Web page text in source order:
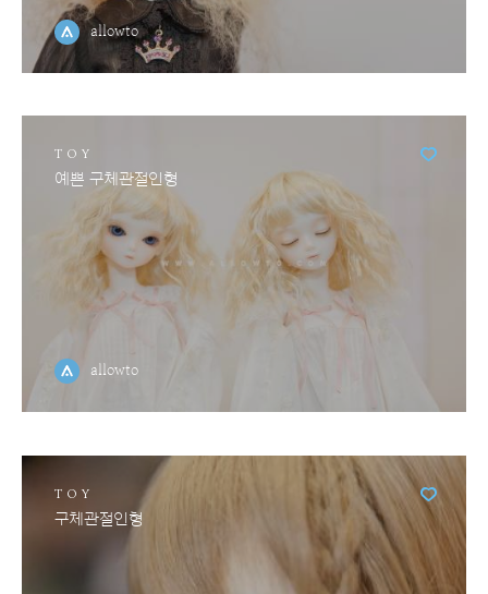
allowto
TOY
예쁜 구체관절인형
allowto
TOY
구체관절인형